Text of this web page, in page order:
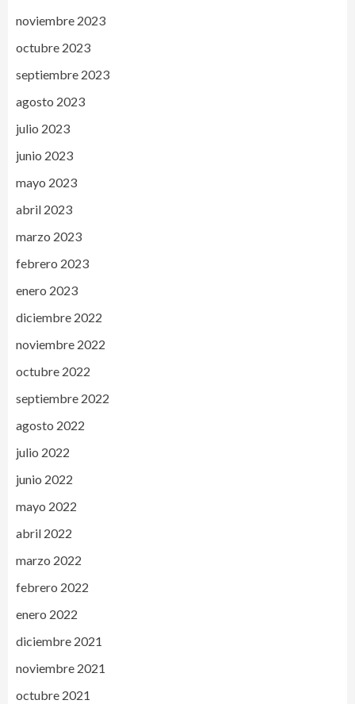
noviembre 2023
octubre 2023
septiembre 2023
agosto 2023
julio 2023
junio 2023
mayo 2023
abril 2023
marzo 2023
febrero 2023
enero 2023
diciembre 2022
noviembre 2022
octubre 2022
septiembre 2022
agosto 2022
julio 2022
junio 2022
mayo 2022
abril 2022
marzo 2022
febrero 2022
enero 2022
diciembre 2021
noviembre 2021
octubre 2021